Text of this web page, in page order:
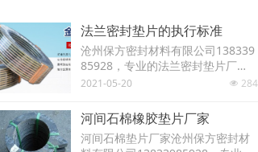
法兰密封垫片的执行标准
沧州保方密封材料有限公司138339
85928，专业的法兰密封垫片厂
家，下面简单列举一下法兰密封垫
法兰连接中，为两片法兰之间的密
封件，介质，压力和温度直接影响
法兰垫片的选型。
넶 284
2021-05-20
河间石棉橡胶垫片厂家
河间石棉垫片厂家沧州保方密封材